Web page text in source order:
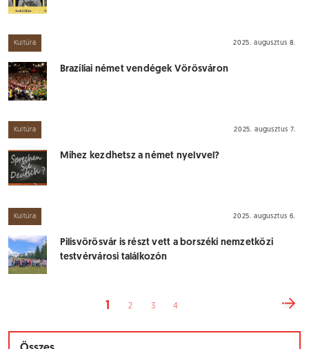
Kultúra 2025. augusztus 8.
Brazíliai német vendégek Vörösváron
Kultúra 2025. augusztus 7.
Mihez kezdhetsz a német nyelvvel?
Kultúra 2025. augusztus 6.
Pilisvörösvár is részt vett a borszéki nemzetközi
testvérvárosi találkozón
1 2 3 4